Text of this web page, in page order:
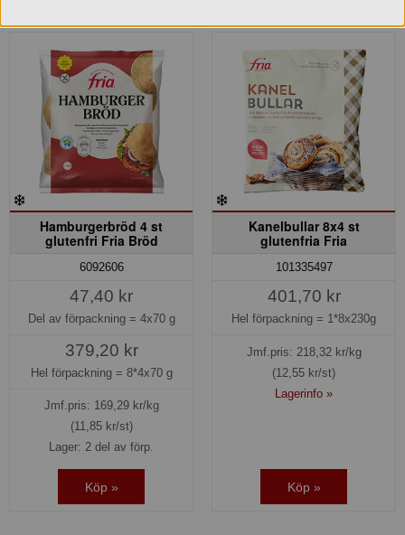
Hamburgerbröd 4 st
glutenfri Fria Bröd
6092606
47,40 kr
Del av förpackning = 4x70 g
379,20 kr
Hel förpackning = 8*4x70 g
Jmf.pris: 169,29kr/kg
(11,85 kr/st)
Lager: 2 del av förp.
Köp »
Kanelbullar 8x4 st
glutenfria Fria
101335497
401,70 kr
Hel förpackning = 1*8x230g
Jmf.pris: 218,32kr/kg
(12,55 kr/st)
Lagerinfo »
Köp »